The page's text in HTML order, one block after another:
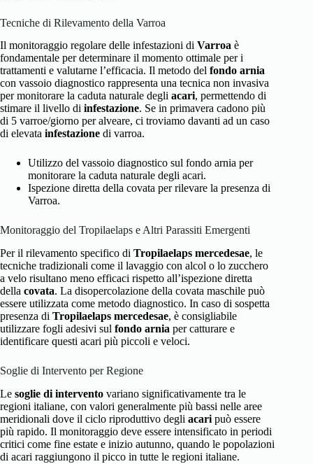
Tecniche di Rilevamento della Varroa
Il monitoraggio regolare delle infestazioni di Varroa è
fondamentale per determinare il momento ottimale per i
trattamenti e valutarne l’efficacia. Il metodo del fondo arnia
con vassoio diagnostico rappresenta una tecnica non invasiva
per monitorare la caduta naturale degli acari, permettendo di
stimare il livello di infestazione. Se in primavera cadono più
di 5 varroe/giorno per alveare, ci troviamo davanti ad un caso
di elevata infestazione di varroa.
Utilizzo del vassoio diagnostico sul fondo arnia per
monitorare la caduta naturale degli acari.
Ispezione diretta della covata per rilevare la presenza di
Varroa.
Monitoraggio del Tropilaelaps e Altri Parassiti Emergenti
Per il rilevamento specifico di Tropilaelaps mercedesae, le
tecniche tradizionali come il lavaggio con alcol o lo zucchero
a velo risultano meno efficaci rispetto all’ispezione diretta
della covata. La disopercolazione della covata maschile può
essere utilizzata come metodo diagnostico. In caso di sospetta
presenza di Tropilaelaps mercedesae, è consigliabile
utilizzare fogli adesivi sul fondo arnia per catturare e
identificare questi acari più piccoli e veloci.
Soglie di Intervento per Regione
Le soglie di intervento variano significativamente tra le
regioni italiane, con valori generalmente più bassi nelle aree
meridionali dove il ciclo riproduttivo degli acari può essere
più rapido. Il monitoraggio deve essere intensificato in periodi
critici come fine estate e inizio autunno, quando le popolazioni
di acari raggiungono il picco in tutte le regioni italiane.